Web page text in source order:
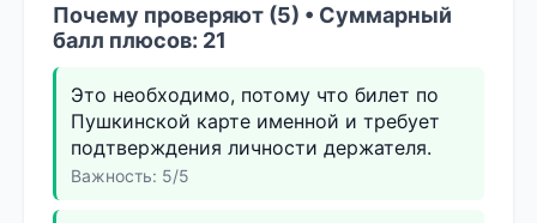
Почему проверяют (5) • Суммарный
балл плюсов: 21
Это необходимо, потому что билет по
Пушкинской карте именной и требует
подтверждения личности держателя.
Важность: 5/5